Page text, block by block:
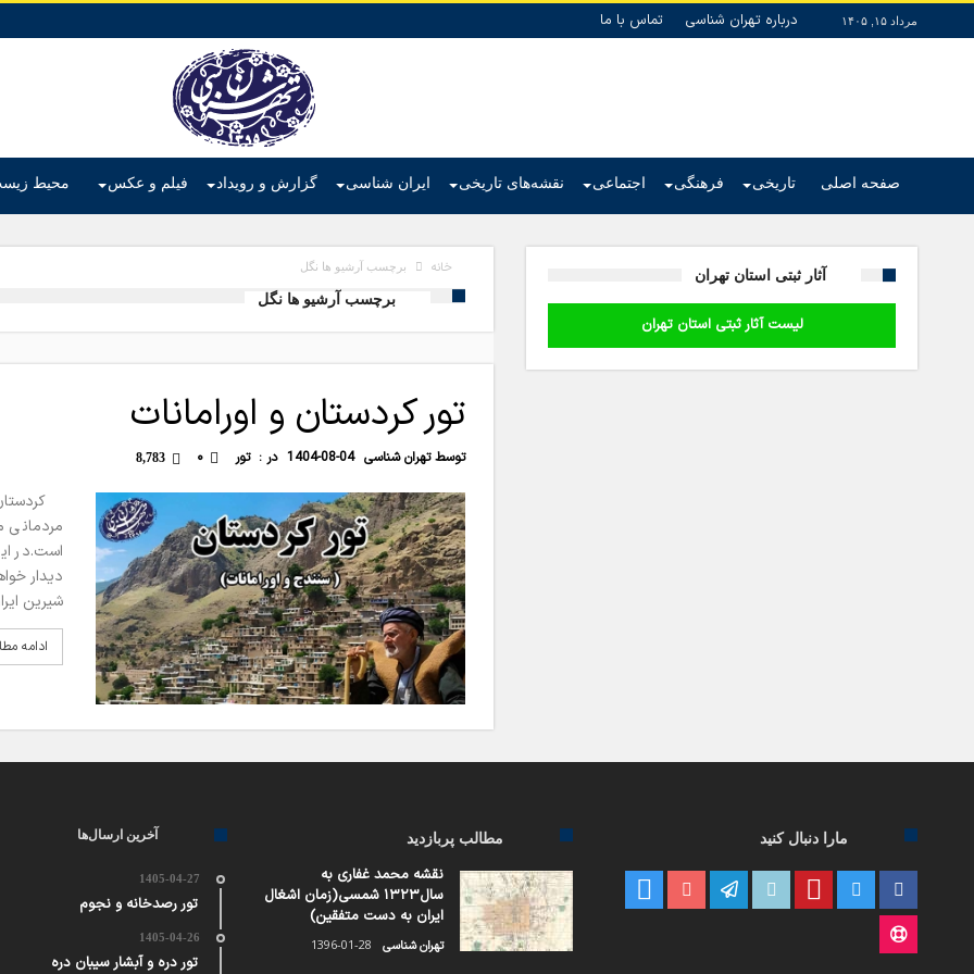
مرداد ۱۵, ۱۴۰۵ درباره تهران شناسی تماس با ما
صفحه اصلی تاریخی فرهنگی اجتماعی نقشه‌های تاریخی ایران شناسی گزارش و رویداد فیلم و عکس محیط
خانه برچسب آرشیو ها نگل
برچسب آرشیو ها نگل
تور کردستان و اورامانات
توسطتهران شناسی 1404-08-04 در :تور ۰ 8,783
مردمانی
است.در
دیدار
شیرین
ادامه
آثار ثبتی استان تهران
لیست آثار ثبتی استان تهران
مارا دنبال کنید مطالب پربازدید
نقشه محمد غفاری به
سال۱۳۲۳ شمسی(زمان اشغال
ایران به دست متفقین)
تهران شناسی 1396-01-28
آخرین ارسال‌ها
1405-04-27
تور رصدخانه و نجوم
1405-04-26
تور دره و آبشار سیبان دره